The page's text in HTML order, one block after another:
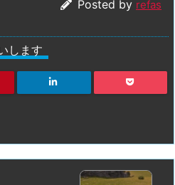
Posted by refas
します